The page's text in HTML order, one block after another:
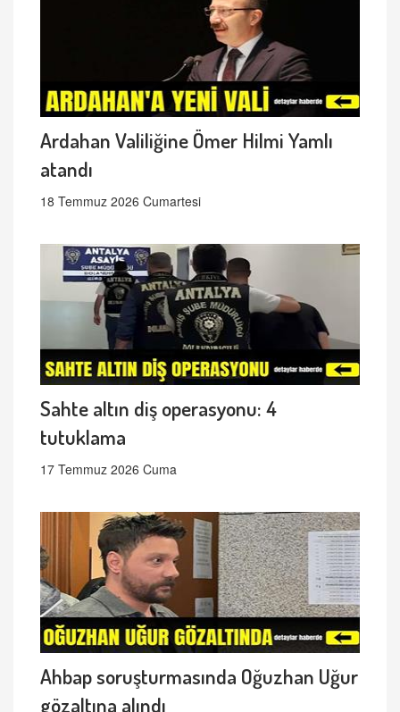
Ardahan Valiliğine Ömer Hilmi Yamlı
atandı
18 Temmuz 2026 Cumartesi
Sahte altın diş operasyonu: 4
tutuklama
17 Temmuz 2026 Cuma
Ahbap soruşturmasında Oğuzhan Uğur
gözaltına alındı